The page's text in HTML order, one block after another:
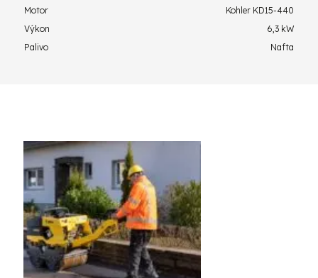
Motor
Kohler KD15-440
Výkon
6,3 kW
Palivo
Nafta